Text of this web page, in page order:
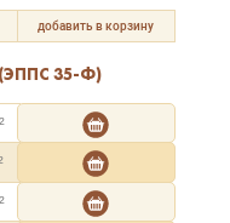
добавить в корзину
35-Ф)